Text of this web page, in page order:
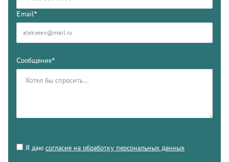
Email*
Сообщение*
Я даю согласие на обработку персональных данных